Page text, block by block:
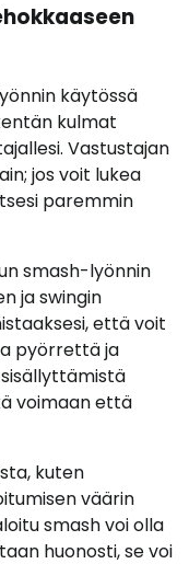
käytössä
kulmat
Vastustajan
jos voit lukea
paremmin
smash-lyönnin
ja swingin
että voit
pyörrettä ja
voimaan että
kuten
väärin
smash voi olla
huonosti, se voi